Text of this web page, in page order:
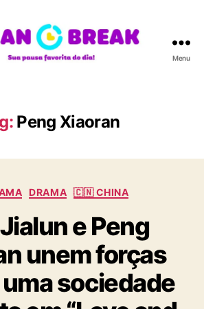
A
N
R
A
Menu
Peng Xiaoran
C
t
e
g
o
r
i
DRAMA 🇨🇳 CHINA
e Peng
unem forças
sociedade